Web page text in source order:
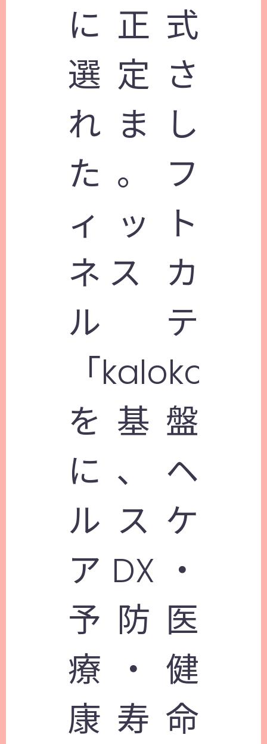
に正式
選定さ
れまし
た。フ
ィット
ネス カ
ルテ
「kaloko」
を基盤
に、ヘ
ルスケ
アDX・
予防医
療・健
康寿命